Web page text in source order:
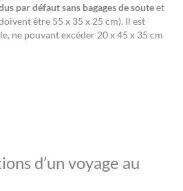
par défaut sans bagages de souteet
être 55 x 35 x 25 cm). Il est
ne pouvant excéder 20 x 45 x 35 cm
d’un voyage au